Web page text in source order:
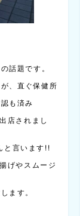
話題です。
、直ぐ保健所
も済み
店されまし
と言います!!
げやスムージ
ます。